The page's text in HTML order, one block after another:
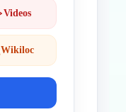
Videos
Wikiloc